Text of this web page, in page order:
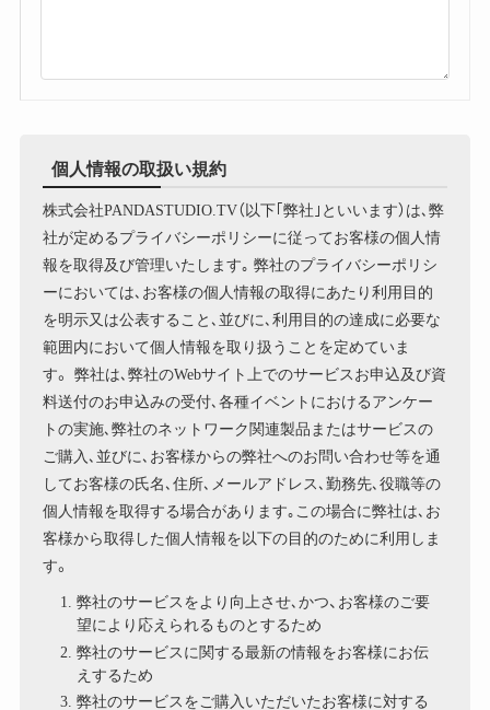
個人情報の取扱い規約
株式会社PANDASTUDIO.TV（以下｢弊社｣といいます）は､弊
社が定めるプライバシーポリシーに従ってお客様の個人情
報を取得及び管理いたします｡ 弊社のプライバシーポリシ
ーにおいては､お客様の個人情報の取得にあたり利用目的
を明示又は公表すること､並びに､利用目的の達成に必要な
範囲内において個人情報を取り扱うことを定めていま
す。 弊社は､弊社のWebサイト上でのサービスお申込及び資
料送付のお申込みの受付､各種イベントにおけるアンケー
トの実施､弊社のネットワーク関連製品またはサービスの
ご購入､並びに､お客様からの弊社へのお問い合わせ等を通
してお客様の氏名､住所､メールアドレス､勤務先､役職等の
個人情報を取得する場合があります｡この場合に弊社は､お
客様から取得した個人情報を以下の目的のために利用しま
す。
弊社のサービスをより向上させ､かつ、お客様のご要
望により応えられるものとするため
弊社のサービスに関する最新の情報をお客様にお伝
えするため
弊社のサービスをご購入いただいたお客様に対する